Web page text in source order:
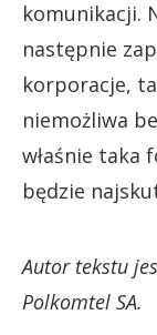
komunikacji.
następnie
korporacje,
niemożliwa
właśnie taka
będzie
Autor tekstu
Polkomtel SA.